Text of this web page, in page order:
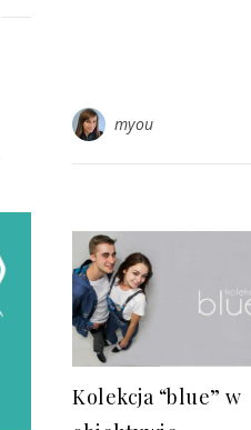
myou
Kolekcja “blue” w